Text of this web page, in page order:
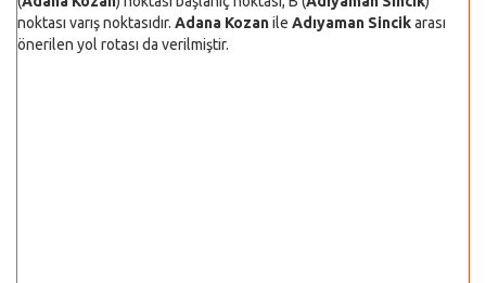
noktası varış noktasıdır. Adana Kozanile Adıyaman Sincikarası
önerilen yol rotası da verilmiştir.